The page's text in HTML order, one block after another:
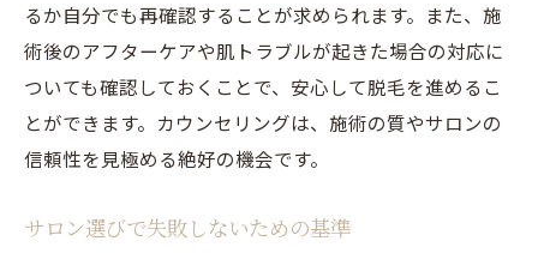
るか自分でも再確認することが求められます。また、施
術後のアフターケアや肌トラブルが起きた場合の対応に
ついても確認しておくことで、安心して脱毛を進めるこ
とができます。カウンセリングは、施術の質やサロンの
信頼性を見極める絶好の機会です。
サロン選びで失敗しないための基準